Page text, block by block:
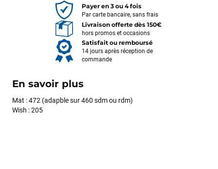
Payer en 3 ou 4 fois
Par carte bancaire, sans frais
Livraison offerte dès 150€
hors promos et occasions
Satisfait ou remboursé
14 jours après réception de
commande
En savoir plus
Mat : 472 (adapble sur 460 sdm ou rdm)
Wish : 205